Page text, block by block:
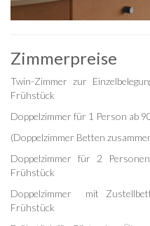
Zimmerpreise
Twin-Zimmer zur
Frühstück
Doppelzimmer für 1 Person ab
(Doppelzimmer Betten
Doppelzimmer für 2
Frühstück
Doppelzimmer mit
Frühstück